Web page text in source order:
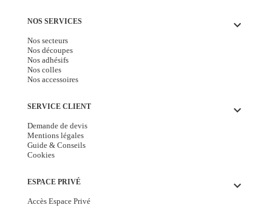
NOS SERVICES keyboard_arrow_down
Nos secteurs
Nos découpes
Nos adhésifs
Nos colles
Nos accessoires
SERVICE CLIENT keyboard_arrow_down
Demande de devis
Mentions légales
Guide & Conseils
Cookies
ESPACE PRIVÉ keyboard_arrow_down
Accès Espace Privé